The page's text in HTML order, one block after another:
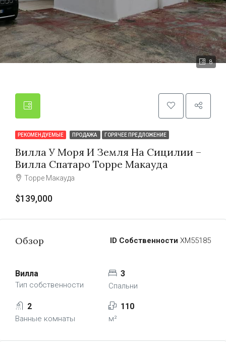
8
РЕКОМЕНДУЕМЫЕ ПРОДАЖА ГОРЯЧЕЕ ПРЕДЛОЖЕНИЕ
Вилла У Моря И Земля На Сицилии –
Вилла Спатаро Торре Макауда
Торре Макауда
$139,000
Обзор ID Собственности ХМ55185
Вилла
Тип собственности
3
Спальни
2
Ванные комнаты
110
м²